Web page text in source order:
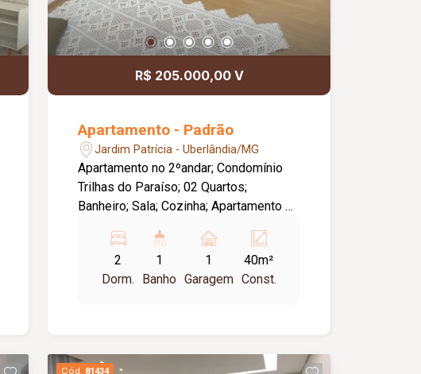
R$ 205.000,00 V
Apartamento - Padrão
Jardim Patrícia - Uberlândia/MG
Apartamento no 2ºandar; Condomínio
Trilhas do Paraíso; 02 Quartos;
Banheiro; Sala; Cozinha; Apartamento de
Piscina adulto e infantil; Salão de festa
e espaço gourmet.
2
Dorm.
1
Banho
1
Garagem
40m²
Const.
Cód. 81434